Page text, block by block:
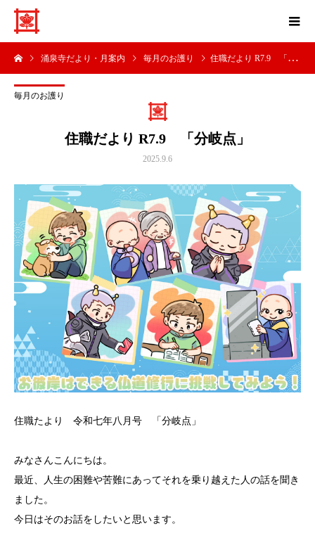
涌泉寺だより・月案内 毎月のお護り 住職だより R7.9 「分岐点」
毎月のお護り
住職だより R7.9 「分岐点」
2025.9.6
住職たより 令和七年八月号 「分岐点」
みなさんこんにちは。
最近、人生の困難や苦難にあってそれを乗り越えた人の話を聞き
ました。
今日はそのお話をしたいと思います。